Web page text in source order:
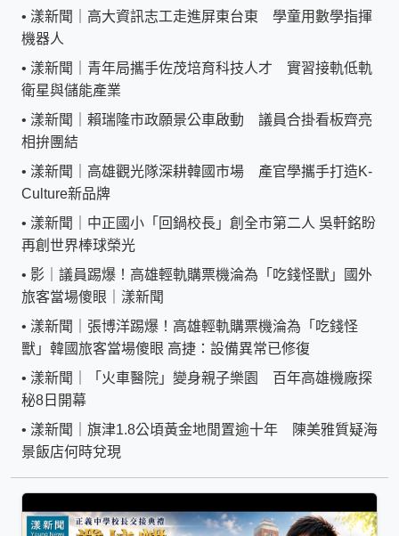
• 漾新聞｜高大資訊志工走進屏東台東 學童用數學指揮
機器人
• 漾新聞｜青年局攜手佐茂培育科技人才 實習接軌低軌
衛星與儲能產業
• 漾新聞｜賴瑞隆市政願景公車啟動 議員合掛看板齊亮
相拚團結
• 漾新聞｜高雄觀光隊深耕韓國市場 產官學攜手打造K-
Culture新品牌
• 漾新聞｜中正國小「回鍋校長」創全市第二人 吳軒銘盼
再創世界棒球榮光
• 影｜議員踢爆！高雄輕軌購票機淪為「吃錢怪獸」國外
旅客當場傻眼｜漾新聞
• 漾新聞｜張博洋踢爆！高雄輕軌購票機淪為「吃錢怪
獸」韓國旅客當場傻眼 高捷：設備異常已修復
• 漾新聞｜「火車醫院」變身親子樂園 百年高雄機廠探
秘8日開幕
• 漾新聞｜旗津1.8公頃黃金地閒置逾十年 陳美雅質疑海
景飯店何時兌現